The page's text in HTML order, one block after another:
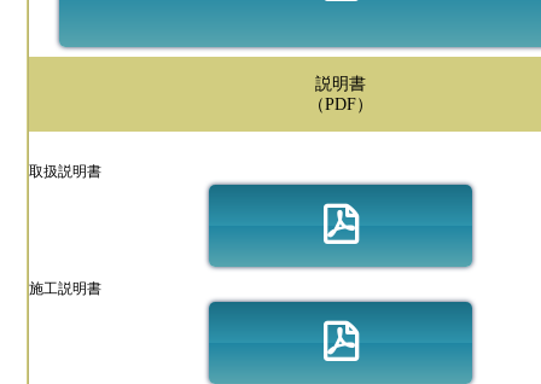
説明書
（PDF）
取扱説明書
施工説明書